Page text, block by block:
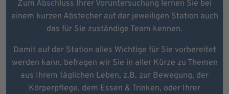
Zum Abschluss Ihrer Voruntersuchung lernen Sie bei
einem kurzen Abstecher auf der jeweiligen Station auch
das für Sie zuständige Team kennen.
Damit auf der Station alles Wichtige für Sie vorbereitet
werden kann. befragen wir Sie in aller Kürze zu Themen
aus Ihrem täglichen Leben, z.B. zur Bewegung, der
Körperpflege, dem Essen & Trinken, oder Ihrer